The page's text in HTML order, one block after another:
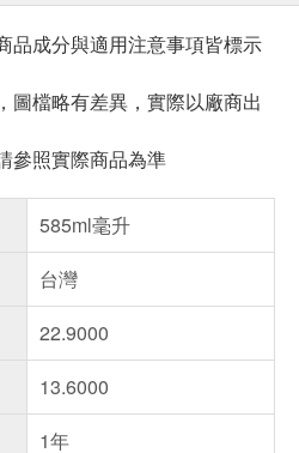
品成分與適用注意事項皆標示
圖檔略有差異，實際以廠商出
參照實際商品為準
585ml毫升
台灣
22.9000
13.6000
1年